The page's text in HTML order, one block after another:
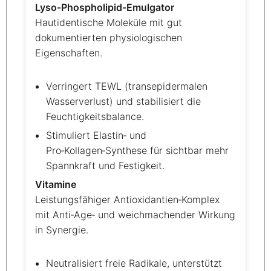
Lyso‑Phospholipid‑Emulgator
Hautidentische Moleküle mit gut
dokumentierten physiologischen
Eigenschaften.
Verringert TEWL (transepidermalen
Wasserverlust) und stabilisiert die
Feuchtigkeitsbalance.
Stimuliert Elastin‑ und
Pro‑Kollagen‑Synthese für sichtbar mehr
Spannkraft und Festigkeit.
Vitamine
Leistungsfähiger Antioxidantien‑Komplex
mit Anti‑Age‑ und weichmachender Wirkung
in Synergie.
Neutralisiert freie Radikale, unterstützt